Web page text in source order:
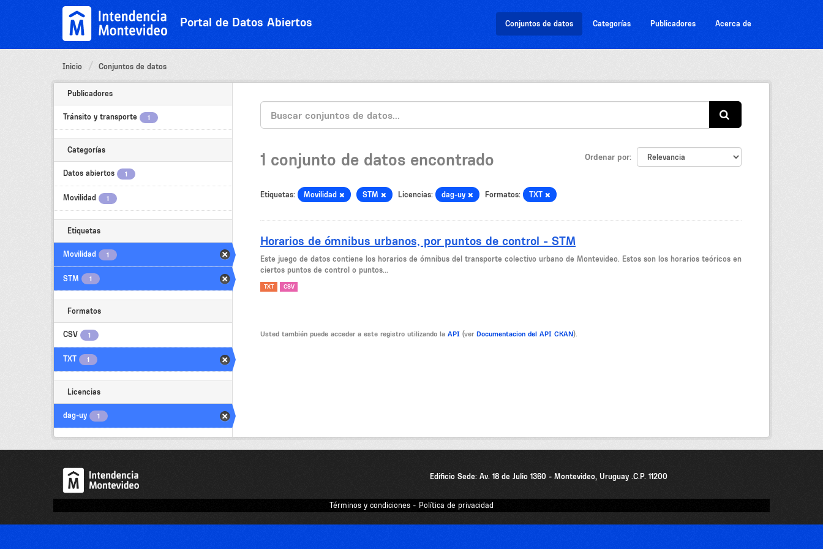
Portal de Datos Abiertos Conjuntos de datos Categorías Publicadores Acerca de
Inicio Conjuntos de datos
Publicadores
Tránsito y transporte 1
Categorías
Datos abiertos 1
Movilidad 1
Etiquetas
Movilidad 1
STM 1
Formatos
CSV 1
TXT 1
Licencias
dag-uy 1
Ordenar por
1 conjunto de datos encontrado
Etiquetas: Movilidad STM Licencias: dag-uy Formatos: TXT
Horarios de ómnibus urbanos, por puntos de control - STM
Este juego de datos contiene los horarios de ómnibus del transporte colectivo urbano de Montevideo. Estos son los horarios teóricos en
ciertos puntos de control o puntos...
TXT CSV
Usted también puede acceder a este registro utilizando la API (ver Documentacion del API CKAN).
Edificio Sede: Av. 18 de Julio 1360 - Montevideo, Uruguay .C.P. 11200
Términos y condiciones - Política de privacidad